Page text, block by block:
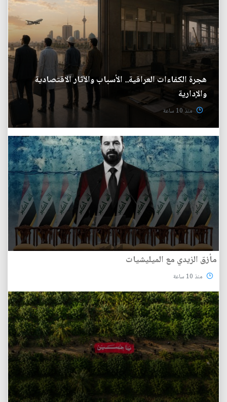
هجرة الكفاءات العراقية.. الأسباب والآثار الاقتصادية
والإدارية
منذ 10 ساعة
مأزق الزيدي مع الميليشيات
منذ 10 ساعة